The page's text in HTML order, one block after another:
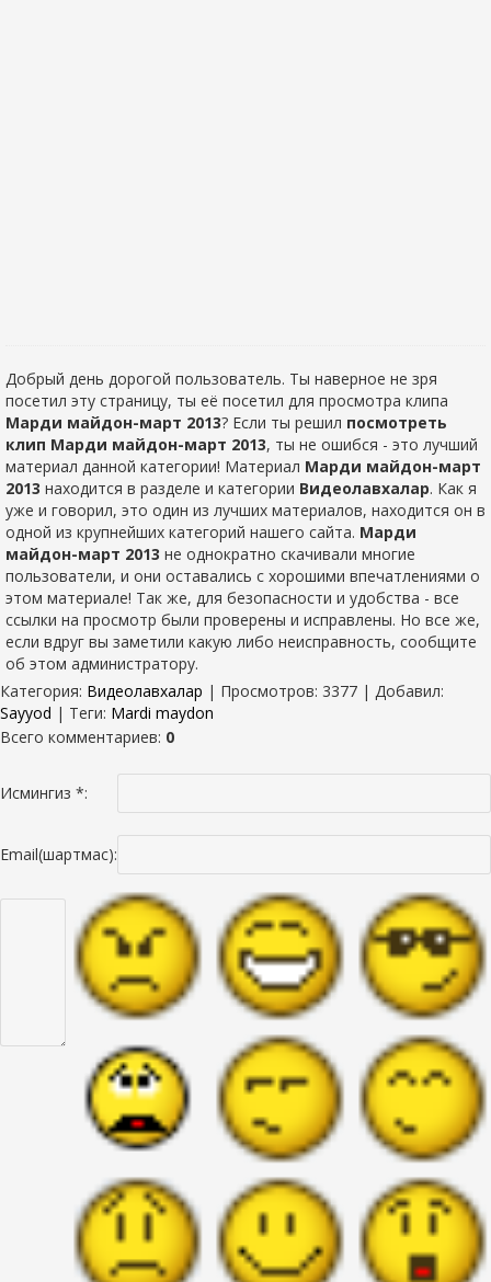
Добрый день дорогой пользователь. Ты наверное не зря
посетил эту страницу, ты её посетил для просмотра клипа
Марди майдон-март 2013? Если ты решил посмотреть
клип Марди майдон-март 2013, ты не ошибся - это лучший
материал данной категории! Материал Марди майдон-март
2013 находится в разделе и категории Видеолавхалар. Как я
уже и говорил, это один из лучших материалов, находится он в
одной из крупнейших категорий нашего сайта. Марди
майдон-март 2013 не однократно скачивали многие
пользователи, и они оставались с хорошими впечатлениями о
этом материале! Так же, для безопасности и удобства - все
ссылки на просмотр были проверены и исправлены. Но все же,
если вдруг вы заметили какую либо неисправность, сообщите
об этом администратору.
Категория: Видеолавхалар | Просмотров: 3377 | Добавил:
Sayyod | Теги: Mardi maydon
Всего комментариев: 0
Исмингиз *:
Email(шартмас):